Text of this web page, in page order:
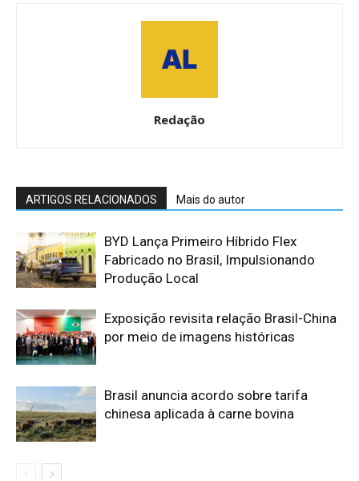
Redação
ARTIGOS RELACIONADOS Mais do autor
BYD Lança Primeiro Híbrido Flex
Fabricado no Brasil, Impulsionando
Produção Local
Exposição revisita relação Brasil-China
por meio de imagens históricas
Brasil anuncia acordo sobre tarifa
chinesa aplicada à carne bovina